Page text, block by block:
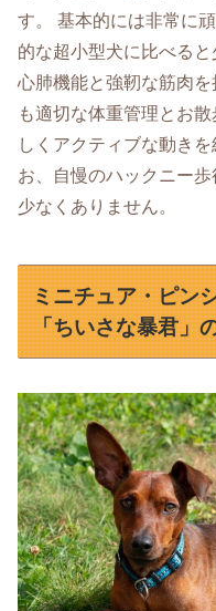
す。 基本的には非常に
的な超小型犬に比べる
心肺機能と強靭な筋肉
も適切な体重管理とお
しくアクティブな動き
お、自慢のハックニー
少なくありません。
ミニチュア・ピン
「ちいさな暴君」